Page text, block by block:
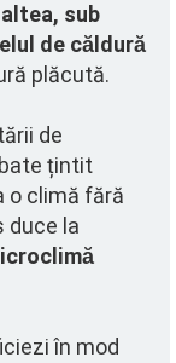
sub
de căldură
plăcută.
de
țintit
o climă fără
duce la
în mod